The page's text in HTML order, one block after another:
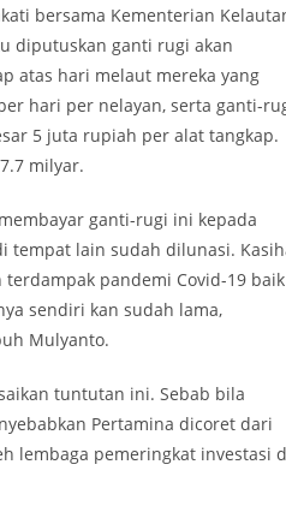
bersama Kementerian
diputuskan ganti rugi akan
atas hari melaut mereka yang
hari per nelayan, serta ganti-
5 juta rupiah per alat tangkap.
milyar.
ganti-rugi ini kepada
tempat lain sudah dilunasi.
pandemi Covid-19 baik
sendiri kan sudah lama,
Mulyanto.
tuntutan ini. Sebab bila
Pertamina dicoret dari
lembaga pemeringkat investasi